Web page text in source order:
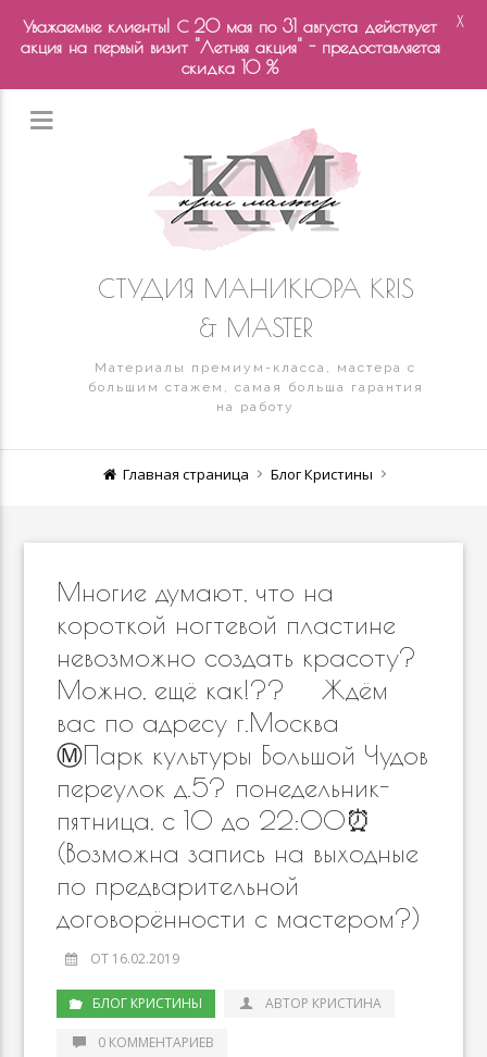
СТУДИЯ МАНИКЮРА KRIS
& MASTER
Материалы премиум-класса, мастера с
большим стажем, самая больша гарантия
на работу
Главная страница Блог Кристины
Многие думают, что на
короткой ногтевой пластине
невозможно создать красоту?
Можно, ещё как!?? ⠀ Ждём
вас по адресу г.Москва
Ⓜ️Парк культуры Большой Чудов
переулок д.5? понедельник-
пятница, с 10 до 22:00⏰
(Возможна запись на выходные
по предварительной
договорённости с мастером?)
ОТ 16.02.2019
БЛОГ КРИСТИНЫ АВТОР КРИСТИНА
0 КОММЕНТАРИЕВ
Уважаемые клиенты! С 20 мая по 31 августа действует
акция на первый визит "Летняя акция" - предоставляется
скидка 10 %
X